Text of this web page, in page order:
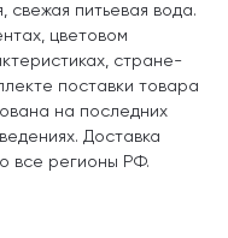
питьевая вода.
цветовом
стране-
поставки товара
на последних
Доставка
все регионы РФ.